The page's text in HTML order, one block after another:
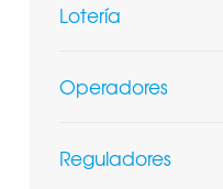
Lotería
Operadores
Reguladores